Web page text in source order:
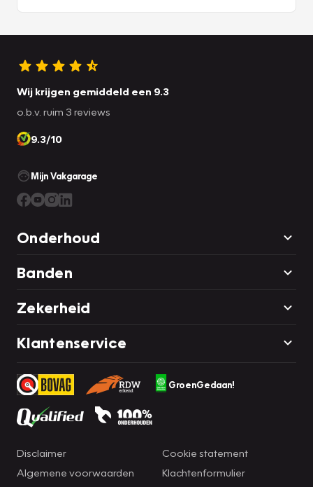
Wij krijgen gemiddeld een 9.3
o.b.v. ruim 3 reviews
9.3/10
Mijn Vakgarage
Onderhoud
Banden
Zekerheid
Klantenservice
GroenGedaan!
Disclaimer
Algemene voorwaarden
Cookie statement
Klachtenformulier